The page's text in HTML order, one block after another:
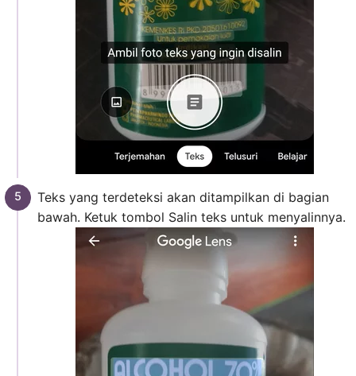
Teks yang terdeteksi akan ditampilkan di bagian
bawah. Ketuk tombol Salin teks untuk menyalinnya.